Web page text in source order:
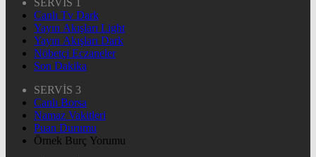
Canlı Tv Dark
Yayın Akışları Light
Yayın Akışları Dark
Nöbetçi Eczaneler
Son Dakika
SERVİS 3
Canlı Borsa
Namaz Vakitleri
Puan Durumu
Örnek Burç Yorumu